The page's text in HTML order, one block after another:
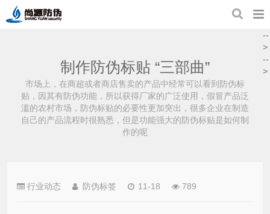
制作防伪标贴 “三部曲”
市场上，在商超或者商店售卖的产品中经常可以看到防伪标
贴，因其有防伪功能，所以获得厂家的广泛使用，假冒产品泛
滥的农村市场，防伪标贴的必要性更加突出，很多企业在制造
自己的产品流程时很熟悉，但是功能强大的防伪标贴是如何制
作的呢
行业动态 防伪标签 11-18 789
--
>
--
>